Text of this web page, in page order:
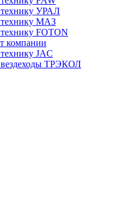
УРАЛ
технику МАЗ
FOTON
компании
JAC
ТРЭКОЛ